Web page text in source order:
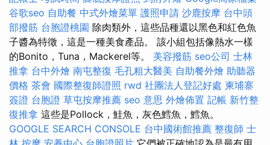
谷歌seo 自助餐 中式外燴菜單 護照申請 沙鹿按摩 台中頭
部撥筋 台胞證桃園 除肉類外，這些品種還以黑色和紅色魚
子醬為特徵，這是一種美食產品。 該小組包括像熱水一樣
的Bonito，Tuna，Mackerel等。 美容撥筋 seo公司 士林
推拿 台中外燴 南屯整復 毛孔粗大醫美 自助餐外燴 助聽器
價格 茶會 國際整復師證照 rwd 社團法人登記好處 柬埔寨
簽證 台胞證 草屯按摩推薦 seo 意思 外燴佈置 記帳 新竹整
復推拿 這些是Pollock，鮭魚，灰色鱈魚，鱈魚。
GOOGLE SEARCH CONSOLE 台中國術館推薦 整復師 士